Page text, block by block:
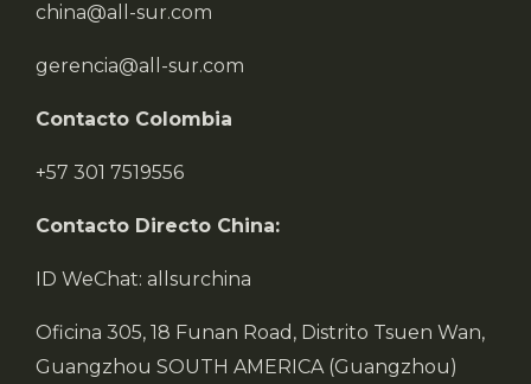
china@all-sur.com
gerencia@all-sur.com
Contacto Colombia
+57 301 7519556
Contacto Directo China:
ID WeChat: allsurchina
Oficina 305, 18 Funan Road, Distrito Tsuen Wan,
Guangzhou SOUTH AMERICA (Guangzhou)